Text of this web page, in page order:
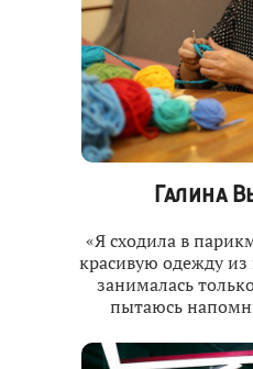
Галина
«Я сходила в
красивую одежду
занималась
пытаюсь